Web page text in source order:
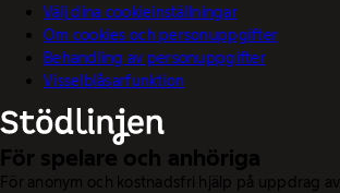
Välj dina cookieinställningar
Om cookies och personuppgifter
Behandling av personuppgifter
Visselblåsarfunktion
För spelare och anhöriga
För anonym och kostnadsfri hjälp på uppdrag av